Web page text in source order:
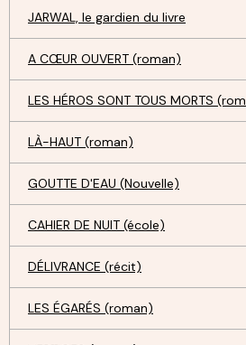
JARWAL, le gardien du livre
A CŒUR OUVERT (roman)
LES HÉROS SONT TOUS MORTS (rom
LÀ-HAUT (roman)
GOUTTE D'EAU (Nouvelle)
CAHIER DE NUIT (école)
DÉLIVRANCE (récit)
LES ÉGARÉS (roman)